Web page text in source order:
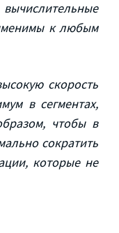
к любым
скорость
в сегментах,
чтобы в
сократить
которые не